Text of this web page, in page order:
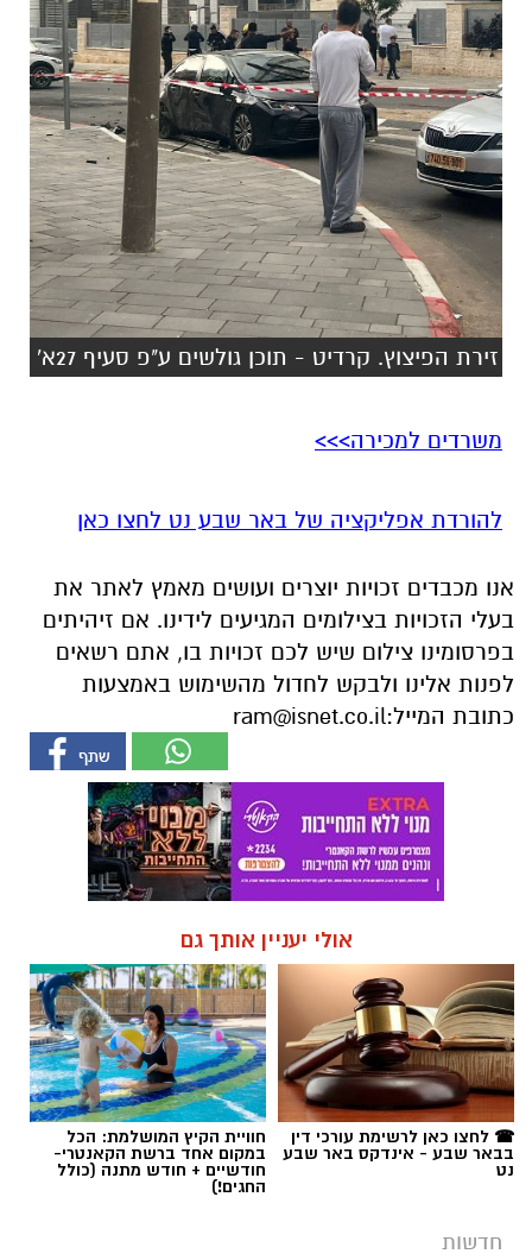
זירת הפיצוץ. קרדיט - תוכן גולשים ע"פ סעיף 27א'
משרדים למכירה>>>
להורדת אפליקציה של באר שבע נט לחצו כאן
אנו מכבדים זכויות יוצרים ועושים מאמץ לאתר את
בעלי הזכויות בצילומים המגיעים לידינו. אם זיהיתים
בפרסומינו צילום שיש לכם זכויות בו, אתם רשאים
לפנות אלינו ולבקש לחדול מהשימוש באמצעות
כתובת המייל:ram@isnet.co.il
אולי יעניין אותך גם
☎ לחצו כאן לרשימת עורכי דין
בבאר שבע - אינדקס באר שבע
נט
חוויית הקיץ המושלמת: הכל
במקום אחד ברשת הקאנטרי-
חודשיים + חודש מתנה (כולל
החגים!)
חדשות